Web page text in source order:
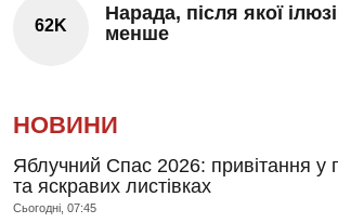
62K
Нарада, після якої
менше
НОВИНИ
Яблучний Спас 2026: привітання у
та яскравих листівках
Сьогодні, 07:45